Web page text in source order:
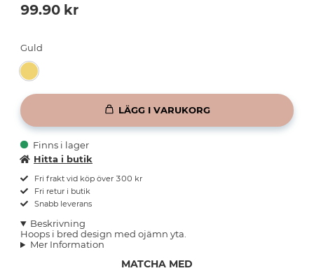
99.90 kr
Guld
LÄGG I VARUKORG
Finns i lager
Hitta i butik
Fri frakt vid köp över 300 kr
Fri retur i butik
Snabb leverans
Beskrivning
Hoops i bred design med ojämn yta.
Mer Information
MATCHA MED